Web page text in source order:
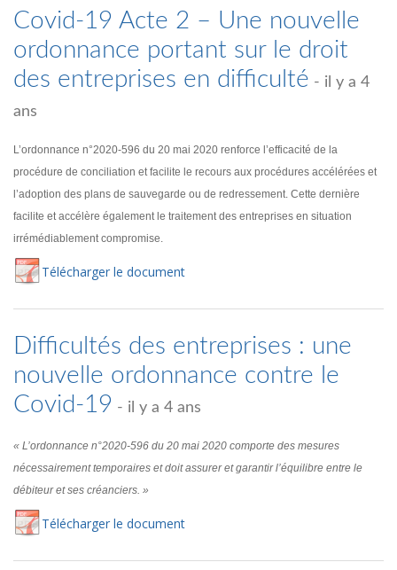
Covid-19 Acte 2 – Une nouvelle
ordonnance portant sur le droit
des entreprises en difficulté - il y a 4
ans
L’ordonnance n°2020-596 du 20 mai 2020 renforce l’efficacité de la
procédure de conciliation et facilite le recours aux procédures accélérées et
l’adoption des plans de sauvegarde ou de redressement. Cette dernière
facilite et accélère également le traitement des entreprises en situation
irrémédiablement compromise.
Télécharger le document
Difficultés des entreprises : une
nouvelle ordonnance contre le
Covid-19 - il y a 4 ans
« L’ordonnance n°2020-596 du 20 mai 2020 comporte des mesures
nécessairement temporaires et doit assurer et garantir l’équilibre entre le
débiteur et ses créanciers. »
Télécharger le document